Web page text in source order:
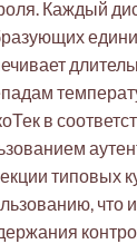
Каждый
в
типовых
что